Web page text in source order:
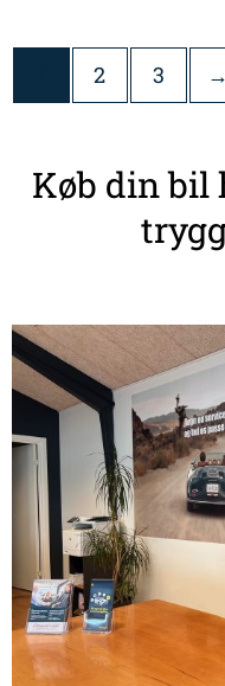
2 3 →
Køb din bil